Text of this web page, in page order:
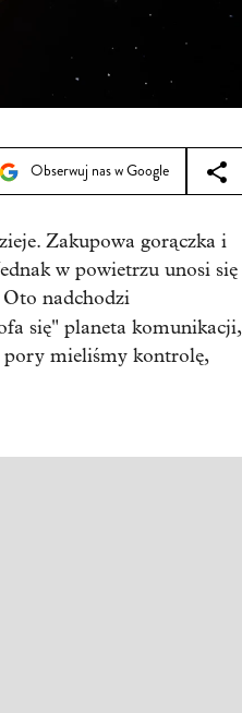
Obserwuj nas w Google
Zakupowa gorączka i
w powietrzu unosi się
Oto nadchodzi
się" planeta komunikacji,
pory mieliśmy kontrolę,